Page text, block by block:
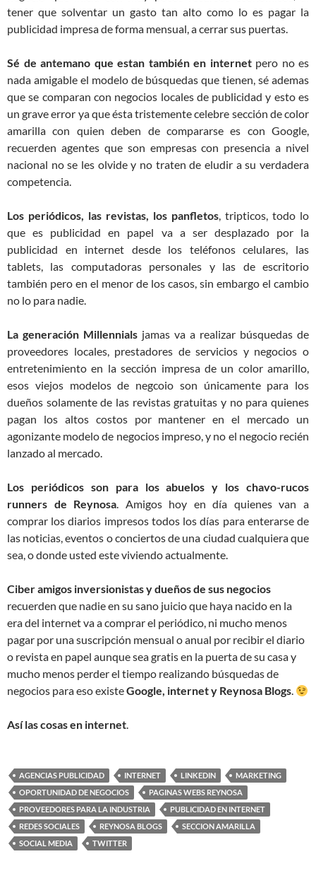
tener que solventar un gasto tan alto como lo es pagar la
publicidad impresa de forma mensual, a cerrar sus puertas.
Sé de antemano que estan también en internetpero no es
nada amigable el modelo de búsquedas que tienen, sé ademas
que se comparan con negocios locales de publicidad y esto es
un grave error ya que ésta tristemente celebre sección de color
amarilla con quien deben de compararse es con Google,
recuerden agentes que son empresas con presencia a nivel
nacional no se les olvide y no traten de eludir a su verdadera
competencia.
Los periódicos, las revistas, los panfletos, tripticos, todo lo
que es publicidad en papel va a ser desplazado por la
publicidad en internet desde los teléfonos celulares, las
tablets, las computadoras personales y las de escritorio
también pero en el menor de los casos, sin embargo el cambio
no lo para nadie.
La generación Millennials jamas va a realizar búsquedas de
proveedores locales, prestadores de servicios y negocios o
entretenimiento en la sección impresa de un color amarillo,
esos viejos modelos de negcoio son únicamente para los
dueños solamente de las revistas gratuitas y no para quienes
pagan los altos costos por mantener en el mercado un
agonizante modelo de negocios impreso, y no el negocio recién
lanzado al mercado.
Los periódicos son para los abuelos y los chavo-rucos
runners de Reynosa. Amigos hoy en día quienes van a
comprar los diarios impresos todos los días para enterarse de
las noticias, eventos o conciertos de una ciudad cualquiera que
sea, o donde usted este viviendo actualmente.
Ciber amigos inversionistas y dueños de sus negocios
recuerden que nadie en su sano juicio que haya nacido en la
era del internet va a comprar el periódico, ni mucho menos
pagar por una suscripción mensual o anual por recibir el diario
o revista en papel aunque sea gratis en la puerta de su casa y
mucho menos perder el tiempo realizando búsquedas de
negocios para eso existeGoogle, internet y Reynosa Blogs.
Así las cosas en internet.
AGENCIAS PUBLICIDAD INTERNET LINKEDIN
MARKETING
OPORTUNIDAD DE NEGOCIOS
PAGINAS WEBS REYNOSA
PROVEEDORES PARA LA INDUSTRIA
PUBLICIDAD EN INTERNET
REDES SOCIALES
REYNOSA BLOGS
SECCION AMARILLA
SOCIAL MEDIA
TWITTER